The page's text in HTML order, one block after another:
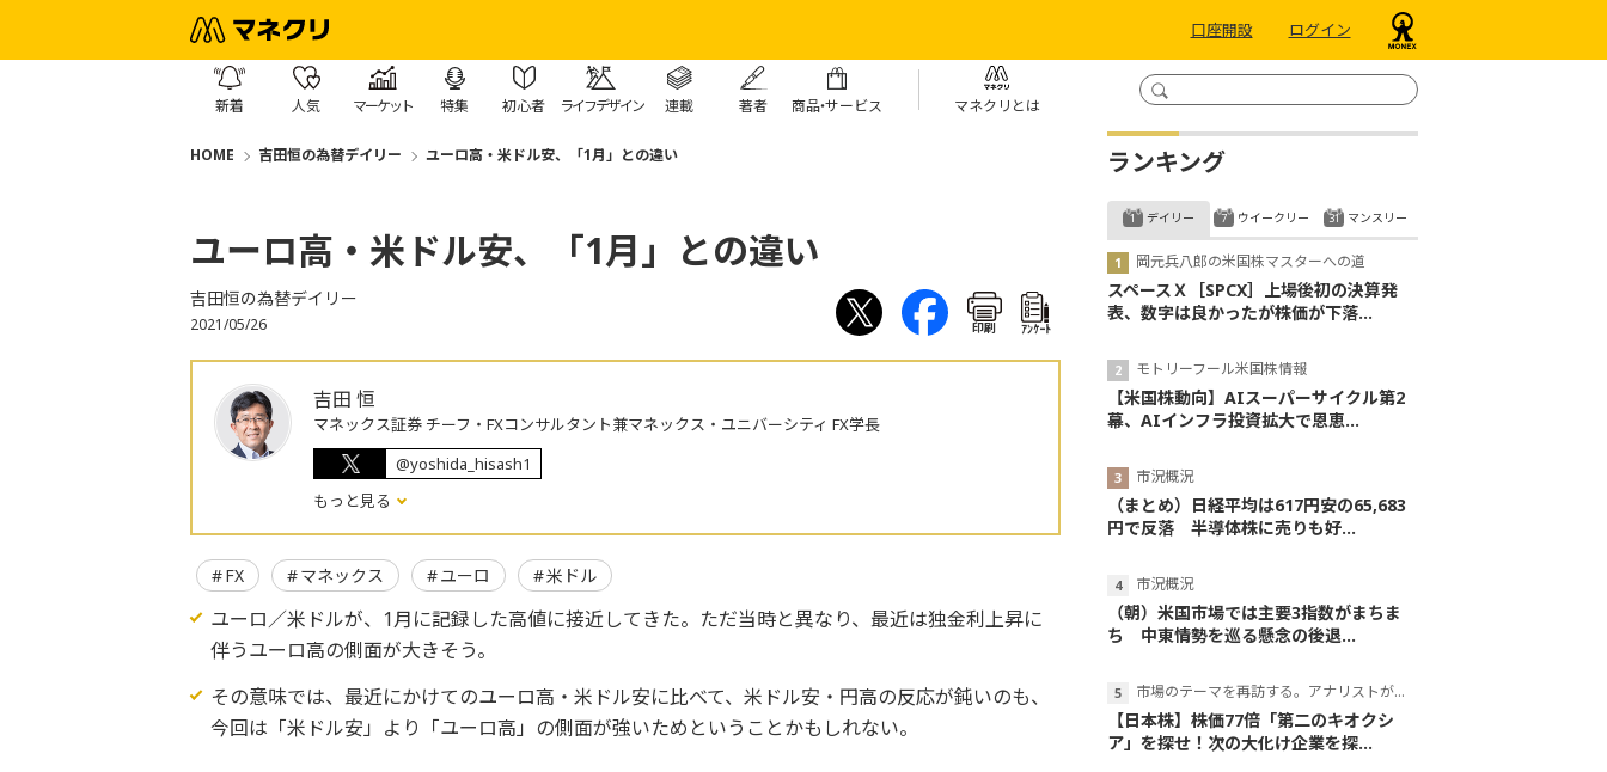
口座開設 ログイン
新着 人気 マーケット 特集 初心者 ライフデザイン 連載 著者 商品・サービス マネクリとは
HOME 吉田恒の為替デイリー ユーロ高・米ドル安、「1月」との違い
ユーロ高・米ドル安、「1月」との違い
吉田恒の為替デイリー
2021/05/26 印刷 ｱﾝｹｰﾄ
吉田 恒
マネックス証券 チーフ・FXコンサルタント兼マネックス・ユニバーシティ FX学長
@yoshida_hisash1
もっと見る
FX マネックス ユーロ 米ドル
ユーロ／米ドルが、1月に記録した高値に接近してきた。ただ当時と異なり、最近は独金利上昇に
伴うユーロ高の側面が大きそう。
その意味では、最近にかけてのユーロ高・米ドル安に比べて、米ドル安・円高の反応が鈍いのも、
今回は「米ドル安」より「ユーロ高」の側面が強いためということかもしれない。
ランキング
デイリー
岡元兵八郎の米国株マスターへの道
スペースＸ［SPCX］上場後初の決算発
表、数字は良かったが株価が下落...
モトリーフール米国株情報
【米国株動向】AIスーパーサイクル第2
幕、AIインフラ投資拡大で恩恵...
市況概況
（まとめ）日経平均は617円安の65,683
円で反落 半導体株に売りも好...
市況概況
（朝）米国市場では主要3指数がまちま
ち 中東情勢を巡る懸念の後退...
市場のテーマを再訪する。アナリストが読み解くテーマの本質
【日本株】株価77倍「第二のキオクシ
ア」を探せ！次の大化け企業を探...
ウイークリー マンスリー